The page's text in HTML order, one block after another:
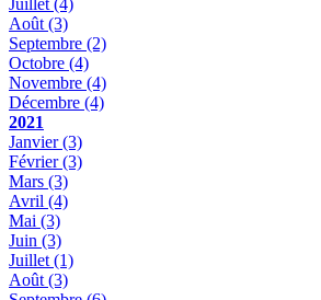
Août (3)
Septembre (2)
Octobre (4)
Novembre (4)
Décembre (4)
2021
Janvier(3)
Février(3)
Mars (3)
Avril (4)
Mai (3)
Juin (3)
Juillet (1)
Août (3)